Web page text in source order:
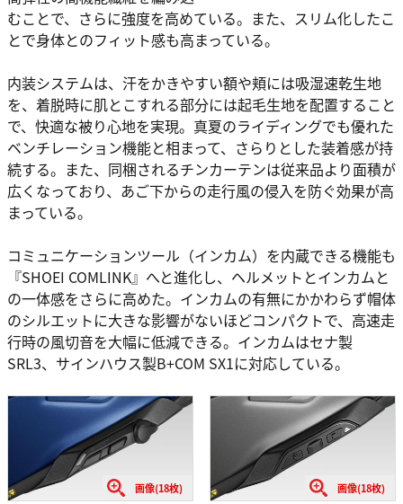
むことで、さらに強度を高めている。また、スリム化したこ
とで身体とのフィット感も高まっている。
内装システムは、汗をかきやすい額や頬には吸湿速乾生地
を、着脱時に肌とこすれる部分には起毛生地を配置すること
で、快適な被り心地を実現。真夏のライディングでも優れた
ベンチレーション機能と相まって、さらりとした装着感が持
続する。また、同梱されるチンカーテンは従来品より面積が
広くなっており、あご下からの走行風の侵入を防ぐ効果が高
まっている。
コミュニケーションツール（インカム）を内蔵できる機能も
『SHOEI COMLINK』へと進化し、ヘルメットとインカムと
の一体感をさらに高めた。インカムの有無にかかわらず帽体
のシルエットに大きな影響がないほどコンパクトで、高速走
行時の風切音を大幅に低減できる。インカムはセナ製
SRL3、サインハウス製B+COM SX1に対応している。
画像(18枚) 画像(18枚)